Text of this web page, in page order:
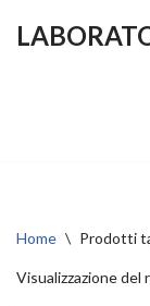
Home \ Prodotti
Visualizzazione del